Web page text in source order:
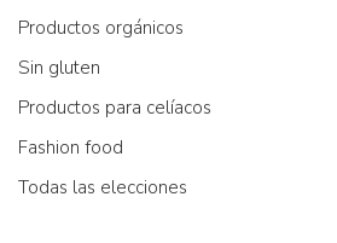
Productos orgánicos
Sin gluten
Productos para celíacos
Fashion food
Todas las elecciones